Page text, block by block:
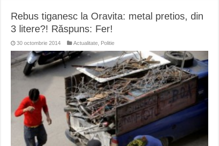
Rebus tiganesc la Oravita: metal pretios, din
3 litere?! Răspuns: Fer!
30 octombrie 2014 Actualitate Politie